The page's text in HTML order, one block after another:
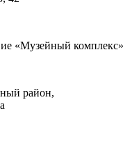
«Музейный комплекс»
район,